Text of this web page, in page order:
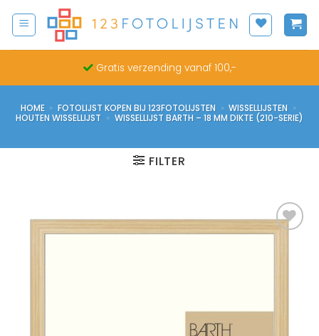
naar
Gratis verzending vanaf 100,-
HOME » FOTOLIJST KOPEN BIJ 123FOTOLIJSTEN » WISSELLIJSTEN »
HOUTEN WISSELLIJST » WISSELLIJST BARTH – 18 MM DIKTE (210-SERIE)
FILTER